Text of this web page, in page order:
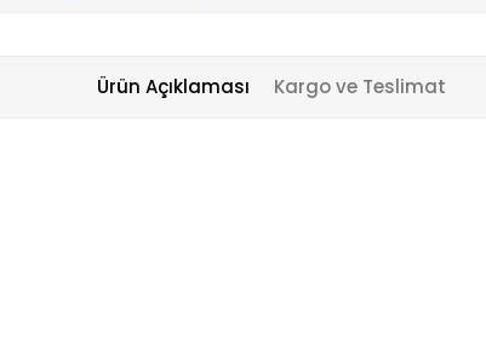
Ürün Açıklaması Kargo ve Teslimat